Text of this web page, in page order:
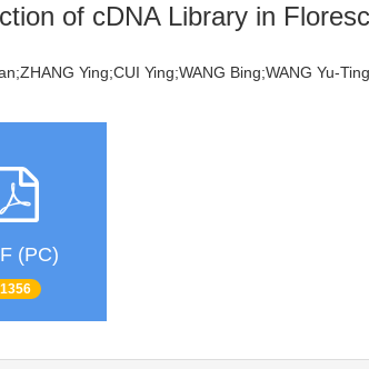
of cDNA Library in
Ying;CUI Ying;WANG Bing;WANG Yu-
(PC)
1356